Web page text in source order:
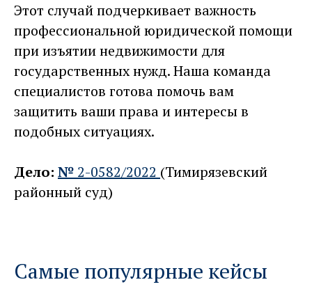
Этот случай подчеркивает важность
профессиональной юридической помощи
при изъятии недвижимости для
государственных нужд. Наша команда
специалистов готова помочь вам
защитить ваши права и интересы в
подобных ситуациях.
Дело: № 2-0582/2022 (Тимирязевский
районный суд)
Самые популярные кейсы